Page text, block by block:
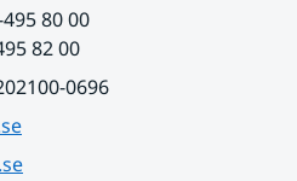
80 00
82 00
0696